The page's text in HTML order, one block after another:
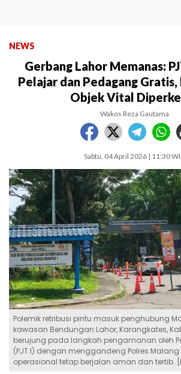
NEWS
Gerbang Lahor Memanas:
Pelajar dan Pedagang Gratis,
Objek Vital
Wakos Reza Gautama
Sabtu, 04 April 2026 | 11:30
Polemik retribusi pintu masuk penghubung
kawasan Bendungan Lahor, Karangkates,
berujung pada langkah pengamanan oleh
(PJT I) dengan menggandeng Polres
operasional tetap berjalan aman dan tertib.